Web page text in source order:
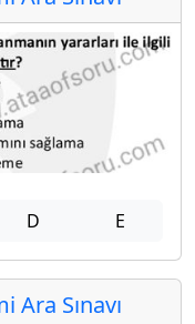
D E
Ara Sınavı